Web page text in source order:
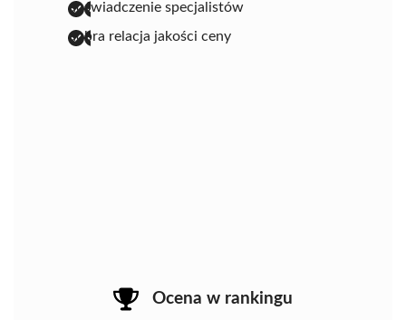
doświadczenie specjalistów
dobra relacja jakości ceny
Ocena w rankingu